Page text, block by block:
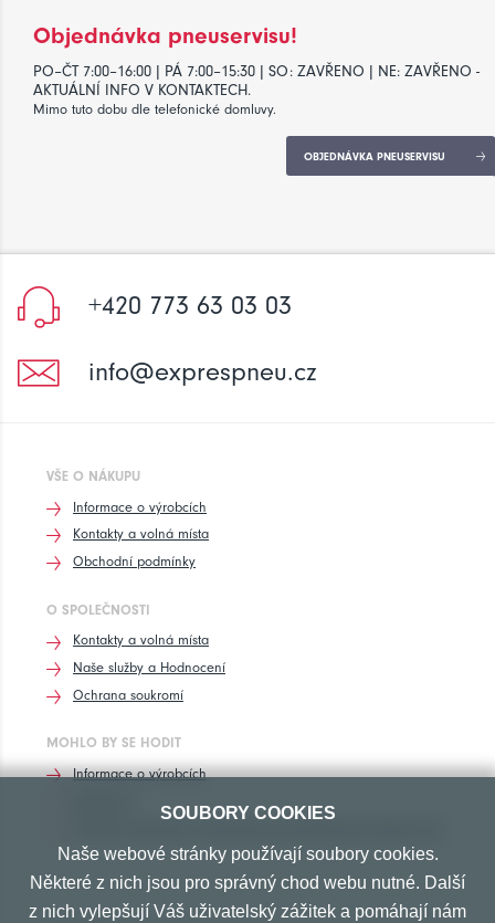
Objednávka pneuservisu!
PO–ČT 7:00–16:00 | PÁ 7:00–15:30 | SO: ZAVŘENO | NE: ZAVŘENO -
AKTUÁLNÍ INFO V KONTAKTECH.
Mimo tuto dobu dle telefonické domluvy.
OBJEDNÁVKA PNEUSERVISU
+420 773 63 03 03
info@exprespneu.cz
VŠE O NÁKUPU
Informace o výrobcích
Kontakty a volná místa
Obchodní podmínky
O SPOLEČNOSTI
Kontakty a volná místa
Naše služby a Hodnocení
Ochrana soukromí
MOHLO BY SE HODIT
Informace o výrobcích
SOUBORY COOKIES
Naše webové stránky používají soubory cookies.
Některé z nich jsou pro správný chod webu nutné. Další
z nich vylepšují Váš uživatelský zážitek a pomáhají nám